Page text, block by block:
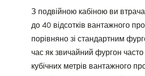
З подвійною кабіною ви
до 40 відсотків вантажного
порівняно зі стандартним
час як звичайний фургон
кубічних метрів вантажного